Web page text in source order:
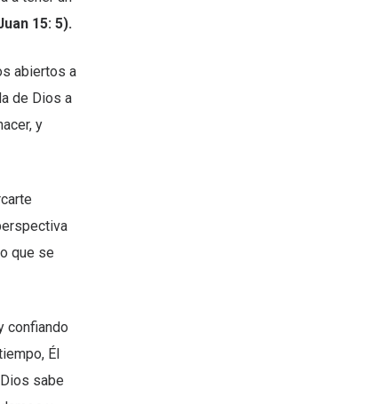
15: 5).
abiertos a
de Dios a
y
que se
confiando
Él
sabe